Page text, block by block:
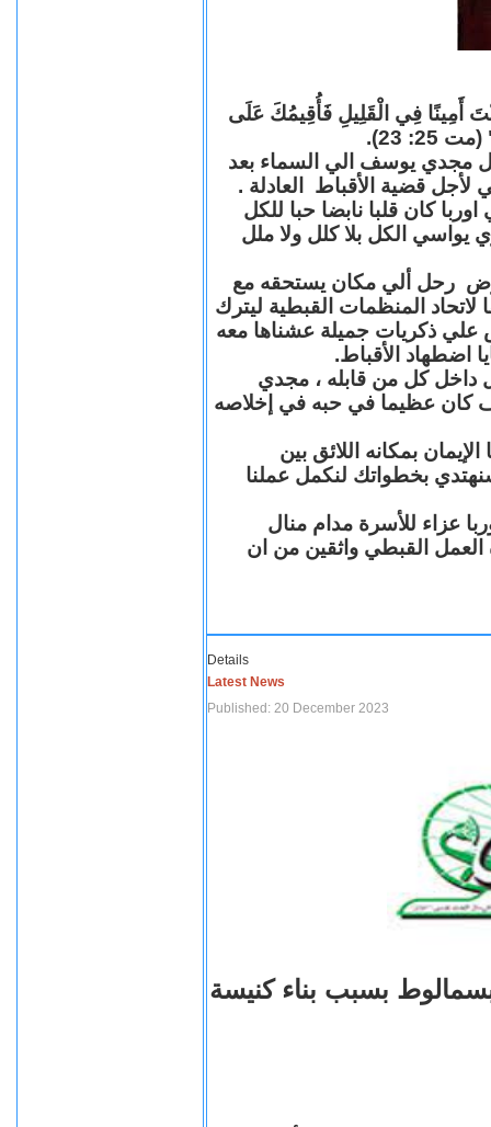
أَمِينًا فِي الْقَلِيلِ فَأُقِيمُكَ عَلَى
23).
مجدي يوسف الي السماء بعد
قضية الأقباط العادلة .
كان قلبا نابضا حبا للكل
يواسي الكل بلا كلل ولا ملل
رحل ألي مكان يستحقه مع
المنظمات القبطية ليترك
علي ذكريات جميلة عشناها معه
اضطهاد الأقباط.
داخل كل من قابله ، مجدي
عظيما في حبه في إخلاصه
بمكانه اللائق بين
بخطواتك لنكمل عملنا
عزاء للأسرة مدام منال
العمل القبطي واثقين من ان
Details
Latest News
Published: 20 December 2023
بسبب بناء كنيسة